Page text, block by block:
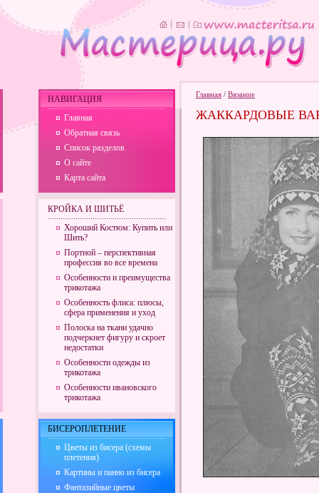
Главная / Вязание
ЖАККАРДОВЫЕ
НАВИГАЦИЯ
Главная
Обратная связь
Список разделов
О сайте
Карта сайта
КРОЙКА И ШИТЬЁ
Хороший Костюм: Купить или
Шить?
Портной – перспективная
профессия во все времена
Особенности и преимущества
трикотажа
Особенность флиса: плюсы,
сфера применения и уход
Полоска на ткани удачно
подчеркнет фигуру и скроет
недостатки
Особенности одежды из
трикотажа
Особенности ивановского
трикотажа
БИСЕРОПЛЕТЕНИЕ
Цветы из бисера (схемы
плетения)
Картины и панно из бисера
Фантазийные цветы